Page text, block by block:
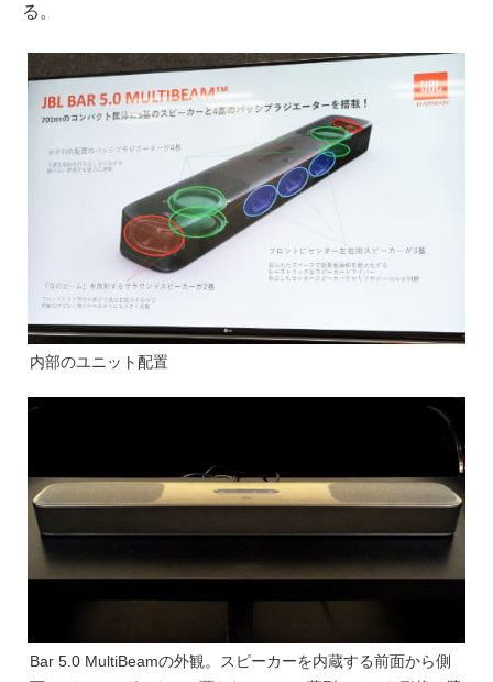
る。
内部のユニット配置
Bar 5.0 MultiBeamの外観。スピーカーを内蔵する前面から側